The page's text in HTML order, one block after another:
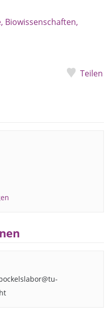
Biowissenschaften,
Teilen